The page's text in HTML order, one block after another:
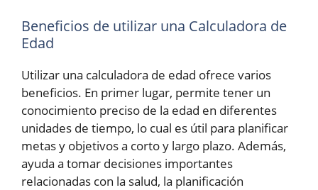
Beneficios de utilizar una Calculadora de
Edad
Utilizar una calculadora de edad ofrece varios
beneficios. En primer lugar, permite tener un
conocimiento preciso de la edad en diferentes
unidades de tiempo, lo cual es útil para planificar
metas y objetivos a corto y largo plazo. Además,
ayuda a tomar decisiones importantes
relacionadas con la salud, la planificación